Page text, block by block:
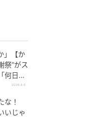
」【か
祭”がス
何日連
2026.8.6
な！
いじゃ